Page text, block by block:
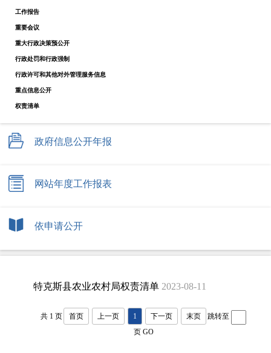
工作报告
重要会议
重大行政决策预公开
行政处罚和行政强制
行政许可和其他对外管理服务信息
重点信息公开
权责清单
政府信息公开年报
网站年度工作报表
依申请公开
特克斯县农业农村局权责清单 2023-08-11
共 1 页 首页 上一页 1 下一页 末页
跳转至
页 GO